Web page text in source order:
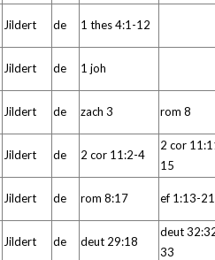
Jildert de 1 thes 4:1-12
Jildert de 1 joh
Jildert de zach 3 rom 8
Jildert de 2 cor 11:2-4
2 cor
15
Jildert de rom 8:17 ef 1:13-21
Jildert de deut 29:18
deut
33